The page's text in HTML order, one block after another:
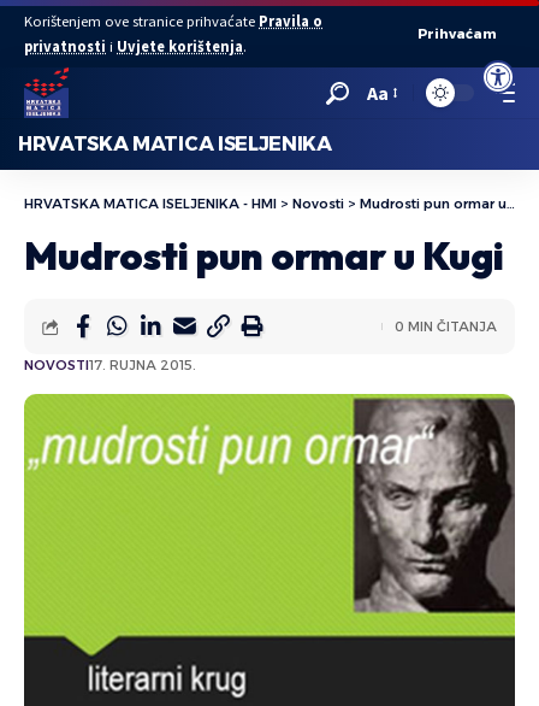
Open
Korištenjem ove stranice prihvaćate Pravila o
privatnosti i Uvjete korištenja.
Prihvaćam
Aa
HRVATSKA MATICA ISELJENIKA
HRVATSKA MATICA ISELJENIKA - HMI > Novosti > Mudrosti pun ormar u Kugi
Mudrosti pun ormar u Kugi
NOVOSTI17. RUJNA 2015.
0 MIN ČITANJA